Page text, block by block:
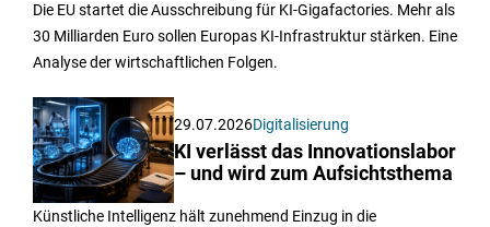
Die EU startet die Ausschreibung für KI-Gigafactories. Mehr als
30 Milliarden Euro sollen Europas KI-Infrastruktur stärken. Eine
Analyse der wirtschaftlichen Folgen.
29.07.2026Digitalisierung
KI verlässt das Innovationslabor
– und wird zum Aufsichtsthema
Künstliche Intelligenz hält zunehmend Einzug in die